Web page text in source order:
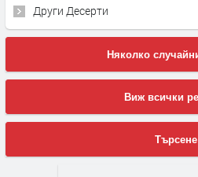
Други Десерти
Няколко
Виж всички
Търсене